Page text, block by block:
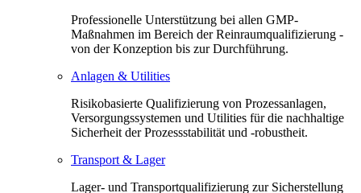
Professionelle Unterstützung bei allen GMP-
Maßnahmen im Bereich der Reinraumqualifizierung -
von der Konzeption bis zur Durchführung.
Anlagen & Utilities
Risikobasierte Qualifizierung von Prozessanlagen,
Versorgungssystemen und Utilities für die nachhaltige
Sicherheit der Prozessstabilität und -robustheit.
Transport & Lager
Lager- und Transportqualifizierung zur Sicherstellung